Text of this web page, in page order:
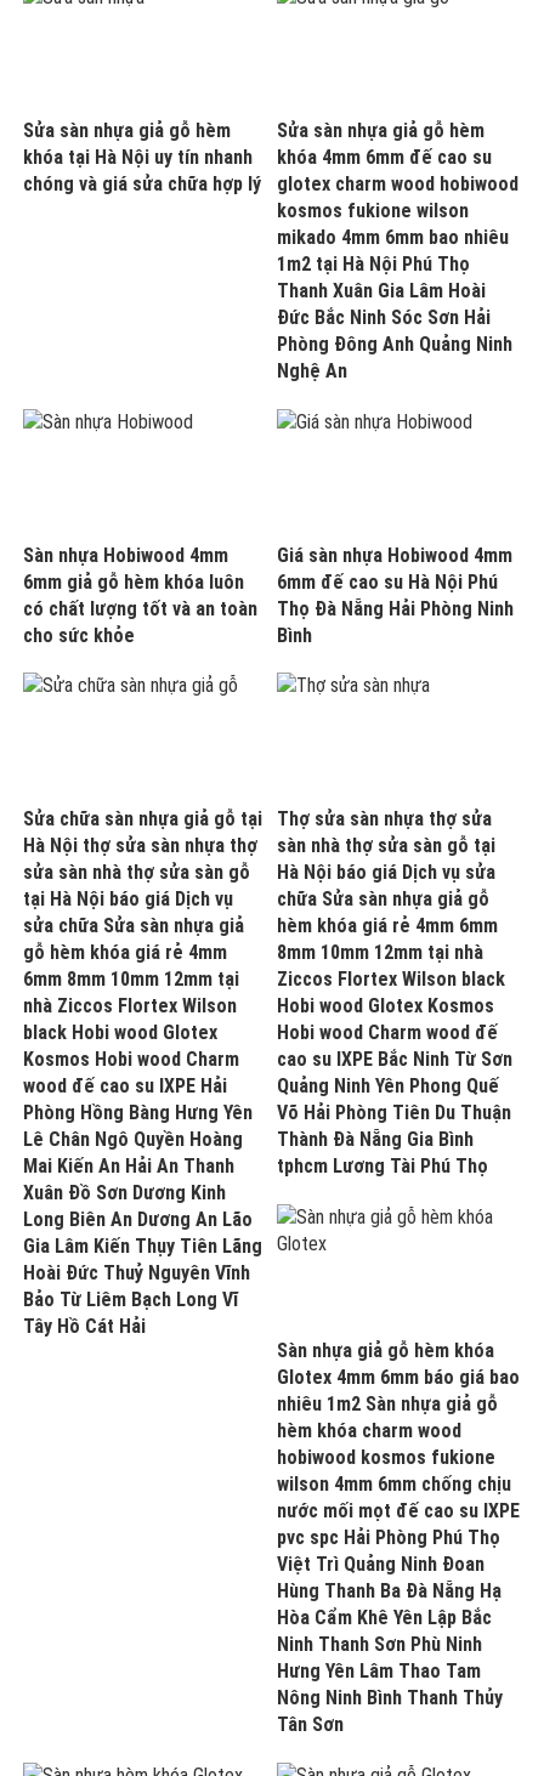
Sửa sàn nhựa giả gỗ hèm
khóa tại Hà Nội uy tín nhanh
chóng và giá sửa chữa hợp lý
Sửa sàn nhựa giả gỗ hèm
khóa 4mm 6mm đế cao su
glotex charm wood hobiwood
kosmos fukione wilson
mikado 4mm 6mm bao nhiêu
1m2 tại Hà Nội Phú Thọ
Thanh Xuân Gia Lâm Hoài
Đức Bắc Ninh Sóc Sơn Hải
Phòng Đông Anh Quảng Ninh
Nghệ An
Sàn nhựa Hobiwood 4mm
6mm giả gỗ hèm khóa luôn
có chất lượng tốt và an toàn
cho sức khỏe
Giá sàn nhựa Hobiwood 4mm
6mm đế cao su Hà Nội Phú
Thọ Đà Nẵng Hải Phòng Ninh
Bình
Sửa chữa sàn nhựa giả gỗ tại
Hà Nội thợ sửa sàn nhựa thợ
sửa sàn nhà thợ sửa sàn gỗ
tại Hà Nội báo giá Dịch vụ
sửa chữa Sửa sàn nhựa giả
gỗ hèm khóa giá rẻ 4mm
6mm 8mm 10mm 12mm tại
nhà Ziccos Flortex Wilson
black Hobi wood Glotex
Kosmos Hobi wood Charm
wood đế cao su IXPE Hải
Phòng Hồng Bàng Hưng Yên
Lê Chân Ngô Quyền Hoàng
Mai Kiến An Hải An Thanh
Xuân Đồ Sơn Dương Kinh
Long Biên An Dương An Lão
Gia Lâm Kiến Thụy Tiên Lãng
Hoài Đức Thuỷ Nguyên Vĩnh
Bảo Từ Liêm Bạch Long Vĩ
Tây Hồ Cát Hải
Thợ sửa sàn nhựa thợ sửa
sàn nhà thợ sửa sàn gỗ tại
Hà Nội báo giá Dịch vụ sửa
chữa Sửa sàn nhựa giả gỗ
hèm khóa giá rẻ 4mm 6mm
8mm 10mm 12mm tại nhà
Ziccos Flortex Wilson black
Hobi wood Glotex Kosmos
Hobi wood Charm wood đế
cao su IXPE Bắc Ninh Từ Sơn
Quảng Ninh Yên Phong Quế
Võ Hải Phòng Tiên Du Thuận
Thành Đà Nẵng Gia Bình
tphcm Lương Tài Phú Thọ
Sàn nhựa giả gỗ hèm khóa
Glotex 4mm 6mm báo giá bao
nhiêu 1m2 Sàn nhựa giả gỗ
hèm khóa charm wood
hobiwood kosmos fukione
wilson 4mm 6mm chống chịu
nước mối mọt đế cao su IXPE
pvc spc Hải Phòng Phú Thọ
Việt Trì Quảng Ninh Đoan
Hùng Thanh Ba Đà Nẵng Hạ
Hòa Cẩm Khê Yên Lập Bắc
Ninh Thanh Sơn Phù Ninh
Hưng Yên Lâm Thao Tam
Nông Ninh Bình Thanh Thủy
Tân Sơn